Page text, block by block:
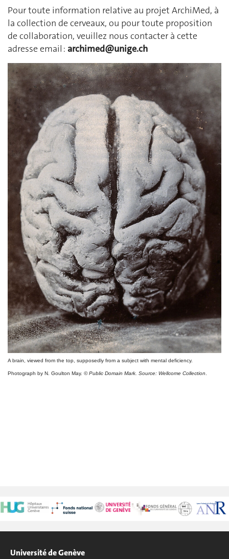
Pour toute information relative au projet ArchiMed, à
la collection de cerveaux, ou pour toute proposition
de collaboration, veuillez nous contacter à cette
adresse email : archimed@unige.ch
A brain, viewed from the top, supposedly from a subject with mental deficiency.
Photograph by N. Goulton May. © Public Domain Mark. Source: Wellcome Collection
Université de Genève